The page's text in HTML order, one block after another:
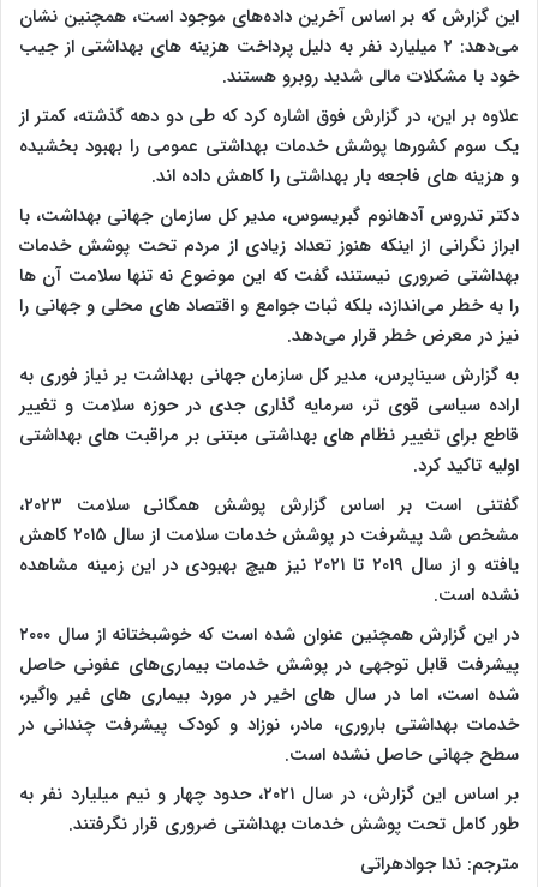
این گزارش که بر اساس آخرین داده‌های موجود است، همچنین نشان
می‌دهد: ۲ میلیارد نفر به دلیل پرداخت هزینه‌ های بهداشتی از جیب
خود با مشکلات مالی شدید روبرو هستند.
علاوه بر این، در گزارش فوق اشاره کرد که طی دو دهه گذشته، کمتر از
یک سوم کشورها پوشش خدمات بهداشتی عمومی را بهبود بخشیده
و هزینه های فاجعه بار بهداشتی را کاهش داده اند.
دکتر تدروس آدهانوم گبریسوس، مدیر کل سازمان جهانی بهداشت، با
ابراز نگرانی از اینکه هنوز تعداد زیادی از مردم تحت پوشش خدمات
بهداشتی ضروری نیستند، گفت که این موضوع نه تنها سلامت آن ها
را به خطر می‌اندازد، بلکه ثبات جوامع و اقتصاد های محلی و جهانی را
نیز در معرض خطر قرار می‌دهد.
به گزارش سیناپرس، مدیر کل سازمان جهانی بهداشت بر نیاز فوری به
اراده سیاسی قوی ‌تر، سرمایه‌ گذاری جدی در حوزه سلامت و تغییر
قاطع برای تغییر نظام ‌های بهداشتی مبتنی بر مراقبت‌ های بهداشتی
اولیه تاکید کرد.
گفتنی است بر اساس گزارش پوشش همگانی سلامت ۲۰۲۳،
مشخص شد پیشرفت در پوشش خدمات سلامت از سال ۲۰۱۵ کاهش
یافته و از سال ۲۰۱۹ تا ۲۰۲۱ نیز هیچ بهبودی در این زمینه مشاهده
نشده است.
در این گزارش همچنین عنوان شده است که خوشبختانه از سال ۲۰۰۰
پیشرفت قابل توجهی در پوشش خدمات بیماری‌های عفونی حاصل
شده است، اما در سال‌ های اخیر در مورد بیماری‌ های غیر واگیر،
خدمات بهداشتی باروری، مادر، نوزاد و کودک پیشرفت چندانی در
سطح جهانی حاصل نشده است.
بر اساس این گزارش، در سال ۲۰۲۱، حدود چهار و نیم میلیارد نفر به
طور کامل تحت پوشش خدمات بهداشتی ضروری قرار نگرفتند.
مترجم: ندا جوادهراتی